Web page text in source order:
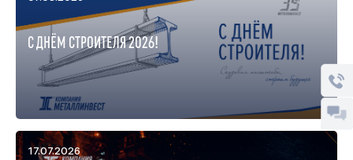
С ДНЁМ СТРОИТЕЛЯ 2026!
17.07.2026